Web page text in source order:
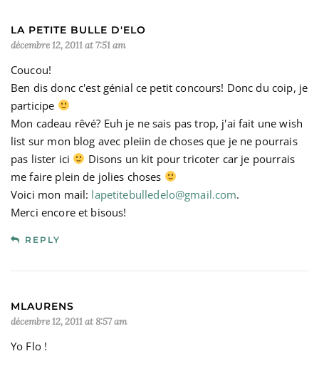
LA PETITE BULLE D'ELO
décembre 12, 2011 at 7:51 am
Coucou!
Ben dis donc c'est génial ce petit concours! Donc du coip, je
participe
Mon cadeau rêvé? Euh je ne sais pas trop, j'ai fait une wish
list sur mon blog avec pleiin de choses que je ne pourrais
pas lister ici
Disons un kit pour tricoter car je pourrais
me faire plein de jolies choses
Voici mon mail: lapetitebulledelo@gmail.com.
Merci encore et bisous!
REPLY
MLAURENS
décembre 12, 2011 at 8:57 am
Yo Flo !